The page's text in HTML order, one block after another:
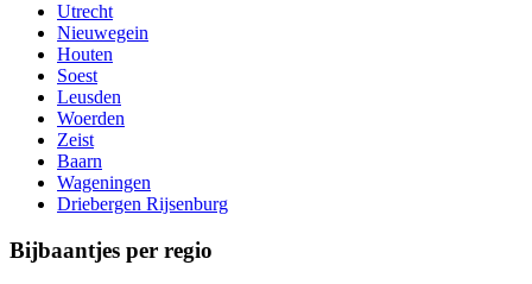
Utrecht
Nieuwegein
Houten
Soest
Leusden
Woerden
Zeist
Baarn
Wageningen
Driebergen Rijsenburg
Bijbaantjes per regio